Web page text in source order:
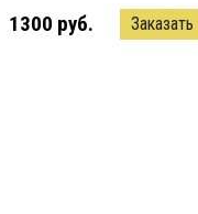
1300 руб. Заказать